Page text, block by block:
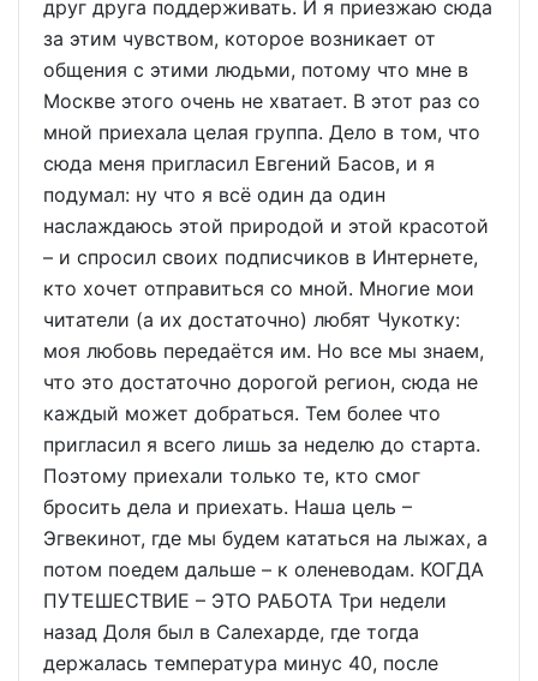
друг друга поддерживать. И я приезжаю сюда
за этим чувством, которое возникает от
общения с этими людьми, потому что мне в
Москве этого очень не хватает. В этот раз со
мной приехала целая группа. Дело в том, что
сюда меня пригласил Евгений Басов, и я
подумал: ну что я всё один да один
наслаждаюсь этой природой и этой красотой
– и спросил своих подписчиков в Интернете,
кто хочет отправиться со мной. Многие мои
читатели (а их достаточно) любят Чукотку:
моя любовь передаётся им. Но все мы знаем,
что это достаточно дорогой регион, сюда не
каждый может добраться. Тем более что
пригласил я всего лишь за неделю до старта.
Поэтому приехали только те, кто смог
бросить дела и приехать. Наша цель –
Эгвекинот, где мы будем кататься на лыжах, а
потом поедем дальше – к оленеводам. КОГДА
ПУТЕШЕСТВИЕ – ЭТО РАБОТА Три недели
назад Доля был в Салехарде, где тогда
держалась температура минус 40, после